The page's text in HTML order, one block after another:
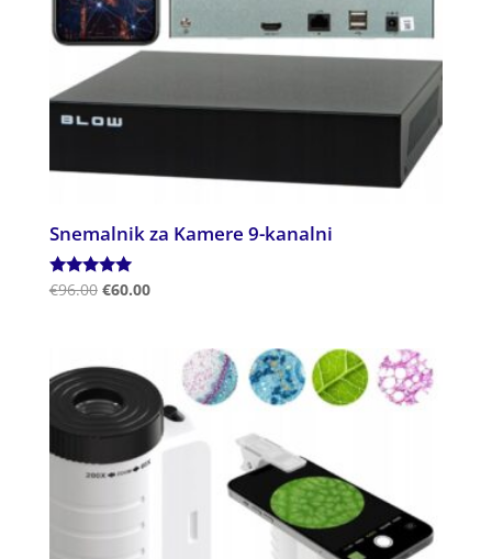
Snemalnik za Kamere 9-kanalni
Ocenjeno
€96.00 €60.00